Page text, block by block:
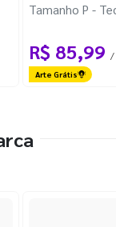
Tamanho P -
R$ 85,99 / 1
Arte Grátis